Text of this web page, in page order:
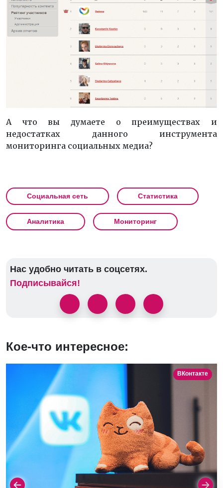
А что вы думаете о преимуществах и
недостатках данного инструмента
мониторинга социальных медиа?
Социальная сеть Статистика
Аналитика Мониторинг
Нас удобно читать в соцсетях.
Подписывайся!
Кое-что интересное:
ВКонтакте